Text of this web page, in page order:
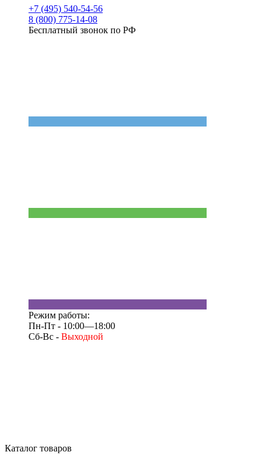
+7 (495) 540-54-56
8 (800) 775-14-08
Бесплатный звонок по РФ
Режим работы:
Пн-Пт - 10:00—18:00
Сб-Вс - Выходной
Каталог товаров